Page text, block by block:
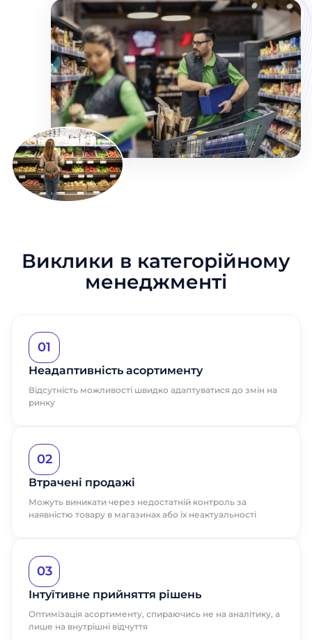
Виклики в категорійному
менеджменті
01
Неадаптивність асортименту
Відсутність можливості швидко адаптуватися до змін на
ринку
02
Втрачені продажі
Можуть виникати через недостатній контроль за
наявністю товару в магазинах або їх неактуальності
03
Інтуїтивне прийняття рішень
Оптимізація асортименту, спираючись не на аналітику, а
лише на внутрішні відчуття